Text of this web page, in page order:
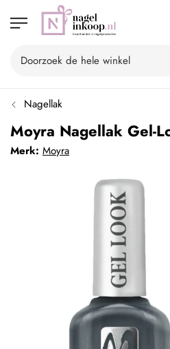
Nagellak
Moyra Nagellak Gel-
Merk: Moyra